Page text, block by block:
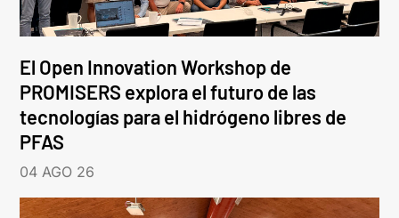
El Open Innovation Workshop de
PROMISERS explora el futuro de las
tecnologías para el hidrógeno libres de
PFAS
04 AGO 26